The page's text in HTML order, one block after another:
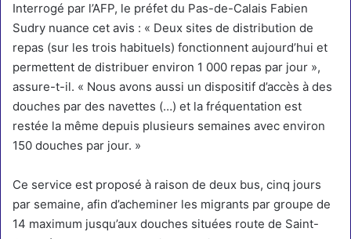
Interrogé par l’AFP, le préfet du Pas-de-Calais Fabien
Sudry nuance cet avis : « Deux sites de distribution de
repas (sur les trois habituels) fonctionnent aujourd’hui et
permettent de distribuer environ 1 000 repas par jour »,
assure-t-il. « Nous avons aussi un dispositif d’accès à des
douches par des navettes (…) et la fréquentation est
restée la même depuis plusieurs semaines avec environ
150 douches par jour. »
Ce service est proposé à raison de deux bus, cinq jours
par semaine, afin d’acheminer les migrants par groupe de
14 maximum jusqu’aux douches situées route de Saint-